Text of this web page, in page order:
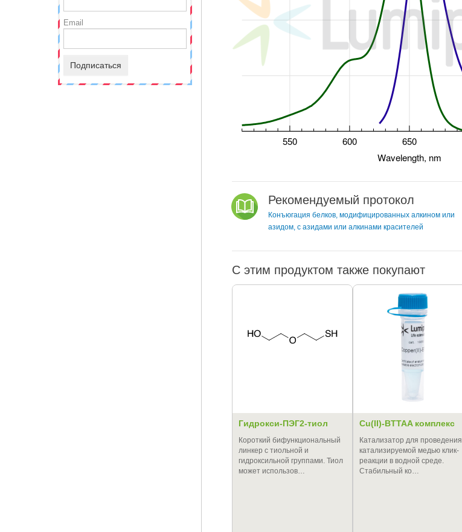
Рекомендуемый протокол
Конъюгация белков, модифицированных алкином или
азидом, с азидами или алкинами красителей
С этим продуктом также покупают
Гидрокси-ПЭГ2-тиол
Короткий бифункциональный
линкер с тиольной и
гидроксильной группами. Тиол
может использов…
Cu(II)-BTTAA комплекс
Катализатор для проведения
катализируемой медью клик-
реакции в водной среде.
Стабильный ко…
Email
Подписаться